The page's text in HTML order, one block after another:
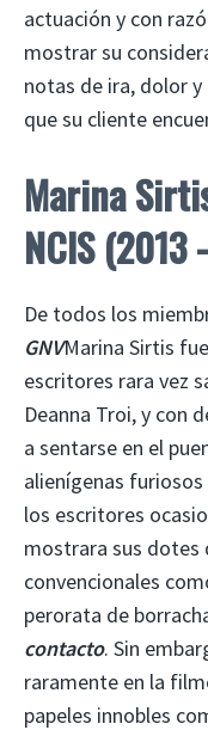
actuación y con
mostrar su
notas de ira, dolor
que su cliente
Marina
NCIS (2013
De todos los
GNVMarina Sirtis
escritores rara vez
Deanna Troi, y con
a sentarse en el
alienígenas
los escritores
mostrara sus dotes
convencionales
perorata de
contacto. Sin
raramente en la
papeles innobles